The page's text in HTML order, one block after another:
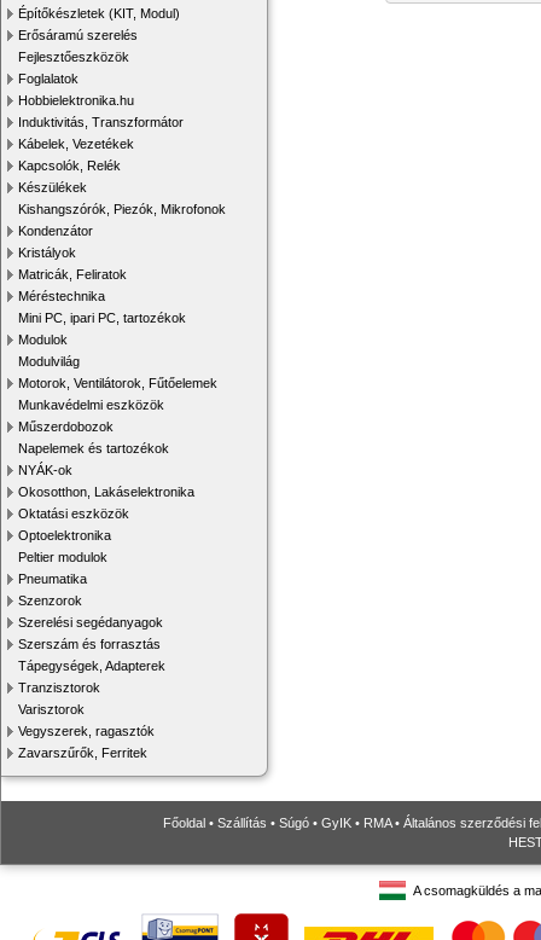
Építőkészletek (KIT, Modul)
Erősáramú szerelés
Fejlesztőeszközök
Foglalatok
Hobbielektronika.hu
Induktivitás, Transzformátor
Kábelek, Vezetékek
Kapcsolók, Relék
Készülékek
Kishangszórók, Piezók, Mikrofonok
Kondenzátor
Kristályok
Matricák, Feliratok
Méréstechnika
Mini PC, ipari PC, tartozékok
Modulok
Modulvilág
Motorok, Ventilátorok, Fűtőelemek
Munkavédelmi eszközök
Műszerdobozok
Napelemek és tartozékok
NYÁK-ok
Okosotthon, Lakáselektronika
Oktatási eszközök
Optoelektronika
Peltier modulok
Pneumatika
Szenzorok
Szerelési segédanyagok
Szerszám és forrasztás
Tápegységek, Adapterek
Tranzisztorok
Varisztorok
Vegyszerek, ragasztók
Zavarszűrők, Ferritek
Főoldal • Szállítás • Súgó • GyIK • RMA• Általános szerződési
A csomagküldés a